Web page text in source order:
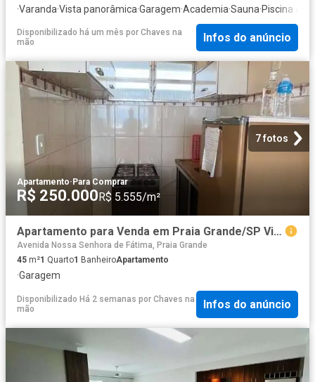
·Varanda·Vista panorâmica·Garagem·Academia·Sauna·Piscina·
Disponibilizado há um mês por Chaves na
mão
Infos do anúncio
7 fotos
Apartamento· Para Comprar
R$ 250.000R$ 5.555/m²
Apartamento para Venda em Praia Grande/SP Vila Caiçara 1 Quartos
Avenida Nossa Senhora de Fátima, Praia Grande
45 m²1 Quarto1 BanheiroApartamento
·Garagem
Disponibilizado Há 2 semanas por Chaves na
mão
Infos do anúncio